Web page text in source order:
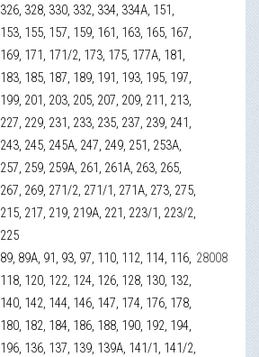
326, 328, 330, 332, 334, 334А, 151,
153, 155, 157, 159, 161, 163, 165, 167,
169, 171, 171/2, 173, 175, 177А, 181,
183, 185, 187, 189, 191, 193, 195, 197,
199, 201, 203, 205, 207, 209, 211, 213,
227, 229, 231, 233, 235, 237, 239, 241,
243, 245, 245А, 247, 249, 251, 253А,
257, 259, 259А, 261, 261А, 263, 265,
267, 269, 271/2, 271/1, 271А, 273, 275,
215, 217, 219, 219А, 221, 223/1, 223/2,
225
89, 89А, 91, 93, 97, 110, 112, 114, 116,
118, 120, 122, 124, 126, 128, 130, 132,
140, 142, 144, 146, 147, 174, 176, 178,
180, 182, 184, 186, 188, 190, 192, 194,
196, 136, 137, 139, 139А, 141/1, 141/2,
28008